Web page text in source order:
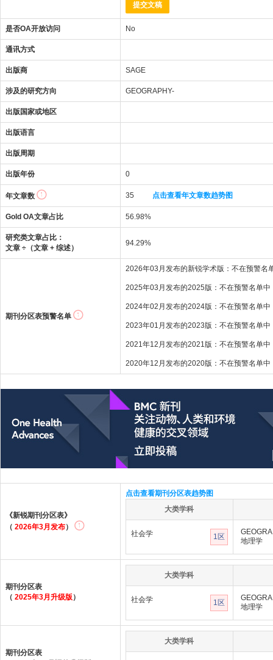
提交文稿
是否OA开放访问 No
通讯方式
出版商 SAGE
涉及的研究方向 GEOGRAPHY-
出版国家或地区
出版语言
出版周期
出版年份 0
年文章数 35 点击查看年文章数趋势图
Gold OA文章占比 56.98%
研究类文章占比：
文章 ÷（文章 + 综述）
94.29%
期刊分区表预警名单
2026年03月发布的新锐学术版：不在预警名
2025年03月发布的2025版：不在预警名单中
2024年02月发布的2024版：不在预警名单中
2023年01月发布的2023版：不在预警名单中
2021年12月发布的2021版：不在预警名单中
2020年12月发布的2020版：不在预警名单中
《新锐期刊分区表》
（ 2026年3月发布）
点击查看期刊分区表趋势图
大类学科
社会学 1区
地理学
期刊分区表
（ 2025年3月升级版）
大类学科
社会学 1区
地理学
期刊分区表
大类学科